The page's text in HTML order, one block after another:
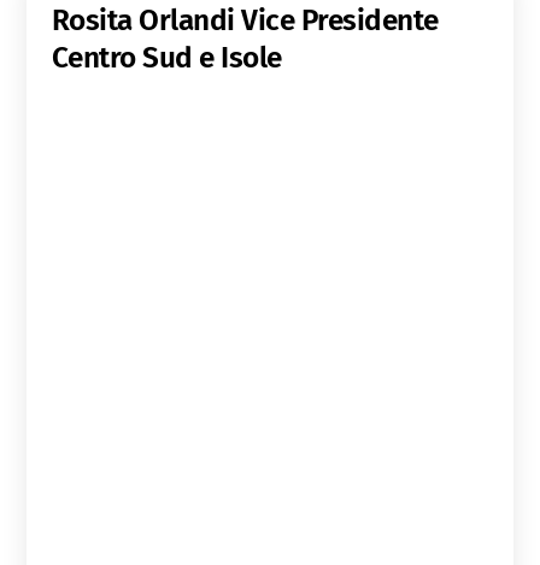
Rosita OrlandiVice Presidente
Centro Sud e Isole